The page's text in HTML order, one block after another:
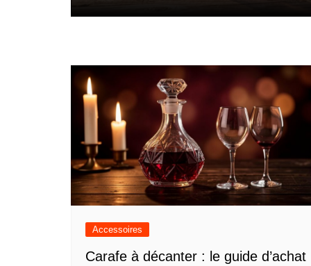
Accessoires
Carafe à décanter : le guide d’achat